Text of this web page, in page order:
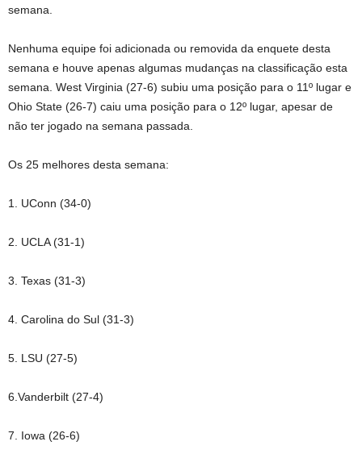
semana.
Nenhuma equipe foi adicionada ou removida da enquete desta
semana e houve apenas algumas mudanças na classificação esta
semana. West Virginia (27-6) subiu uma posição para o 11º lugar e
Ohio State (26-7) caiu uma posição para o 12º lugar, apesar de
não ter jogado na semana passada.
Os 25 melhores desta semana:
1. UConn (34-0)
2. UCLA (31-1)
3. Texas (31-3)
4. Carolina do Sul (31-3)
5. LSU (27-5)
6.Vanderbilt (27-4)
7. Iowa (26-6)